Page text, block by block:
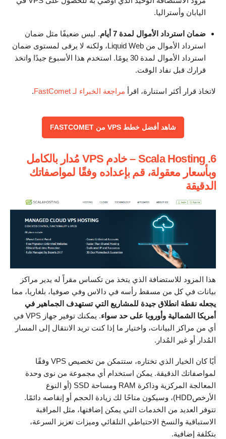
اليابان وأستراليا.
ضمان استرداد الأموال لمدة 7 أيام
. ليس ضعيفًا مثل ضمان
استرداد الأموال من Liquid Web، ولكنه لا يرقى لمستوى ضمان
استرداد الأموال لمدة 30 يومًا. استخدم هذا الأسبوع جيدًا واتخذ
قرارك قبل نفاد الوقت.
لاتخاذ قرار أكثر استنارة، اقرأ مراجعة الخبراء لـ FastComet .
شاهد أفضل خطط VPS من FASTCOMET
6. Scala Hosting – خادم VPS مُدار بالكامل
وبأسعار معقولة، قم بإعداده وفقًا لمواصفاتك
الدقيقة
هذا المزود للاستضافة الذي يتخذ من تكساس مقراً له يدير مراكز
بيانات في كل من مسقط رأسه في دالاس وفي صوفيا، بلغاريا، مما
يجعله نقطة انطلاق جيدة للمشاريع التي تستهدف الجماهير في
أمريكا الشمالية وأوروبا على حد سواء
. يمكنك توفير جهاز VPS في
أي من مراكز البيانات، واختيار ما إذا كنت تريد الانتقال إلى المسار
المُدار أو غير المُدار.
أيًا كان الخيار الذي تختاره، ستتمكن من تخصيص VPS وفقًا
لمواصفاتك الدقيقة. يمكن استخدام أي مجموعة من نوى وحدة
المعالجة المركزية وذاكرة RAM ومساحة SSD (أو النوع
الأرخصHDD)، وسيكون متاحًا لك زيادة الحجم أو إنقاصه دائمًا.
تتوفر العديد من الخدمات التي يمكن إضافتها، مثل المراقبة
الاستباقية والنسخ الاحتياطي التلقائي وميزات تعزيز السرعة،
بتكلفة إضافية.